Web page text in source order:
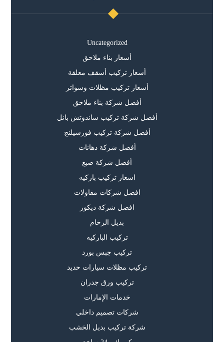
Uncategorized
أسعار بناء ملاحق
أسعار تركيب أسقف معلقة
أسعار تركيب مظلات وسواتر
أفضل شركة بناء ملاحق
أفضل شركة تركيب ساندوتش بانل
أفضل شركة تركيب فورسيلنج
أفضل شركة دهانات
أفضل شركة صبغ
اسعار تركيب باركيه
افضل شركات مقاولات
افضل شركة ديكور
بديل الرخام
تركيب الباركيه
تركيب جبس بورد
تركيب مظلات سيارات حديد
تركيب ورق جدران
خدمات الإمارات
شركات تصميم داخلي
شركة تركيب بديل الخشب